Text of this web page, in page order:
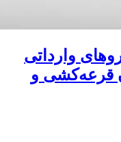
وارداتی
بدون قرعه‌کشی و